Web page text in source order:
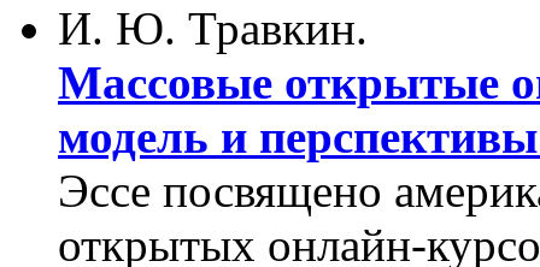
И. Ю. Травкин.
Массовые открытые
модель и
Эссе посвящено
открытых онлайн-